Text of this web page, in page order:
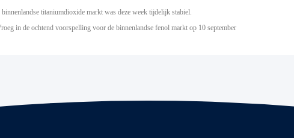
titaniumdioxide markt was deze week tijdelijk stabiel.
in de ochtend voorspelling voor de binnenlandse fenol markt op 10 september